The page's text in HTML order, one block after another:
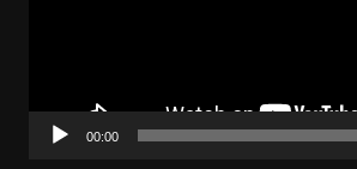
00:00